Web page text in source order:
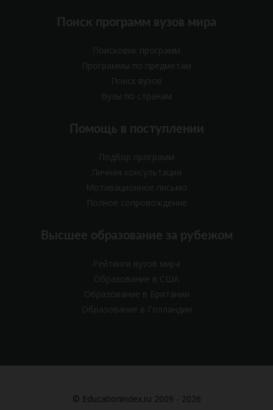
Поиск программ вузов мира
Поисковик программ
Программы по предметам
Поиск вузов
Вузы по странам
Помощь в поступлении
Подбор программ
Личная консультация
Мотивационное письмо
Полное сопровождение
Высшее образование за рубежом
Рейтинги вузов мира
Образование в США
Образование в Британии
Образование в Голландии
© Educationindex.ru 2009 - 2026